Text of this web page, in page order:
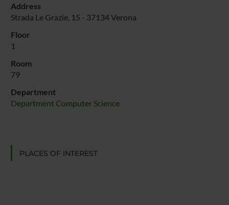
Address
Strada Le Grazie, 15 - 37134 Verona
Floor
1
Room
79
Department
Department Computer Science
PLACES OF INTEREST